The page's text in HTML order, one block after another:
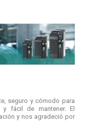
seguro y cómodo para
fácil de mantener. El
y nos agradeció por